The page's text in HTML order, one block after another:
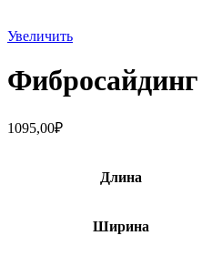
Увеличить
1095,00₽
Длина
Ширина